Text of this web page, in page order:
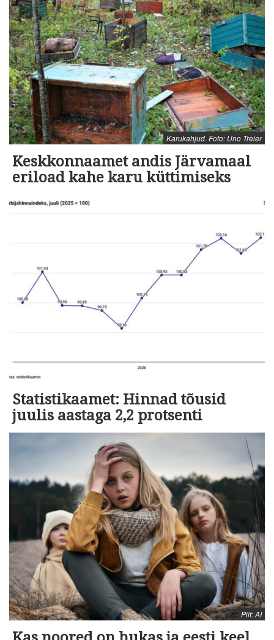
Karukahjud. Foto: Uno Treier
Keskkonnaamet andis Järvamaal
eriload kahe karu küttimiseks
Statistikaamet: Hinnad tõusid
juulis aastaga 2,2 protsenti
Pilt: AI